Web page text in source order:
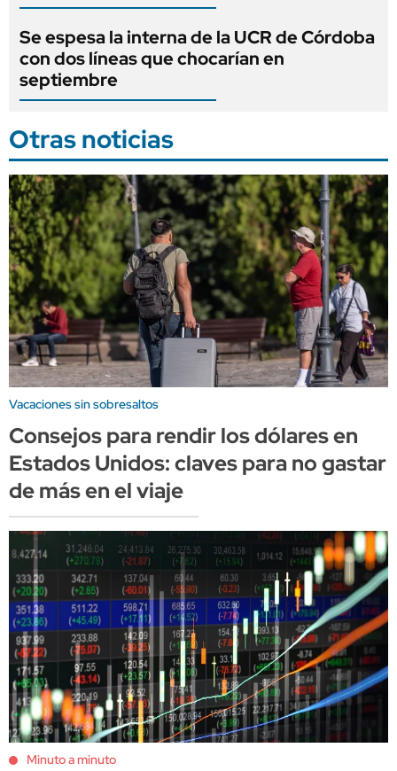
Se espesa la interna de la UCR de Córdoba
con dos líneas que chocarían en
septiembre
Otras noticias
Vacaciones sin sobresaltos
Consejos para rendir los dólares en
Estados Unidos: claves para no gastar
de más en el viaje
Minuto a minuto